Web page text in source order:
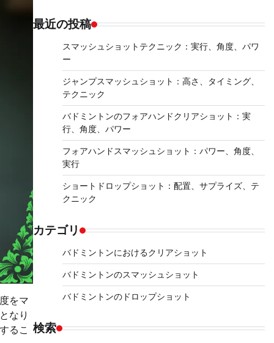
をマ
なり
るこ
最近の投稿
スマッシュショットテクニック：実行、角度、パワ
ー
ジャンプスマッシュショット：高さ、タイミング、
テクニック
バドミントンのフォアハンドクリアショット：実
行、角度、パワー
フォアハンドスマッシュショット：パワー、角度、
実行
ショートドロップショット：配置、サプライズ、テ
クニック
カテゴリ
バドミントンにおけるクリアショット
バドミントンのスマッシュショット
バドミントンのドロップショット
検索